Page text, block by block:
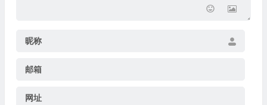
昵称
邮箱
网址